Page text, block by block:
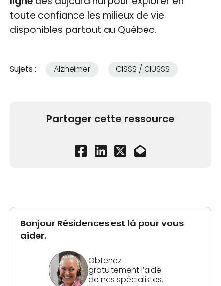
toute confiance les milieux de vie
disponibles partout au Québec.
Sujets : Alzheimer CISSS / CIUSSS
Partager cette ressource
Bonjour Résidences est là pour vous
aider.
Obtenez
gratuitement l’aide
de nos spécialistes.